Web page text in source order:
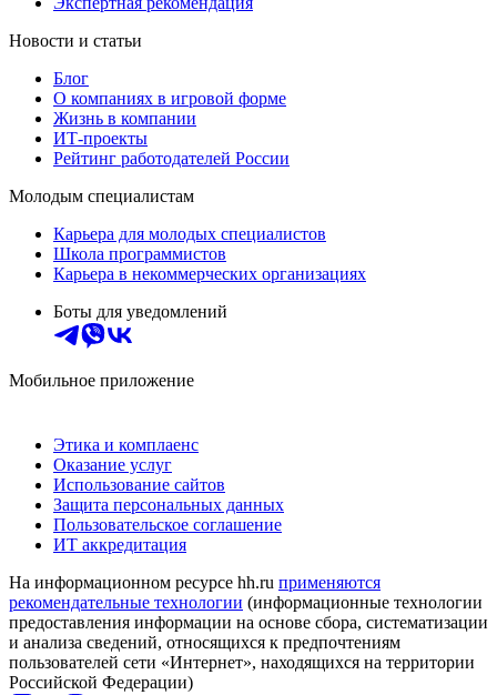
Новости и статьи
Блог
О компаниях в игровой форме
Жизнь в компании
ИТ-проекты
Рейтинг работодателей России
Молодым специалистам
Карьера для молодых специалистов
Школа программистов
Карьера в некоммерческих организациях
Боты для уведомлений
Мобильное приложение
Этика и комплаенс
Оказание услуг
Использование сайтов
Защита персональных данных
Пользовательское соглашение
ИТ аккредитация
На информационном ресурсе hh.ru применяются
рекомендательные технологии (информационные технологии
предоставления информации на основе сбора, систематизации
и анализа сведений, относящихся к предпочтениям
пользователей сети «Интернет», находящихся на территории
Российской Федерации)